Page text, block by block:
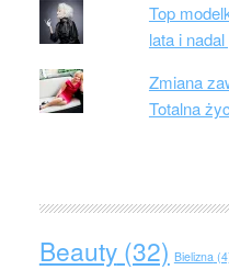
Top
lata i
Zmiana
Totalna
Beauty(32) Bielizna